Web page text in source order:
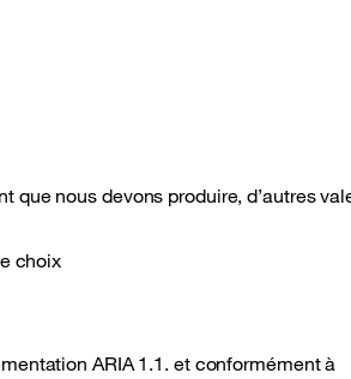
nous devons produire, d’autres
choix
ARIA 1.1. et conformément à